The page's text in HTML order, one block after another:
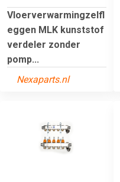
Vloerverwarmingzelfl
eggen MLK kunststof
verdeler zonder
pomp...
Nexaparts.nl